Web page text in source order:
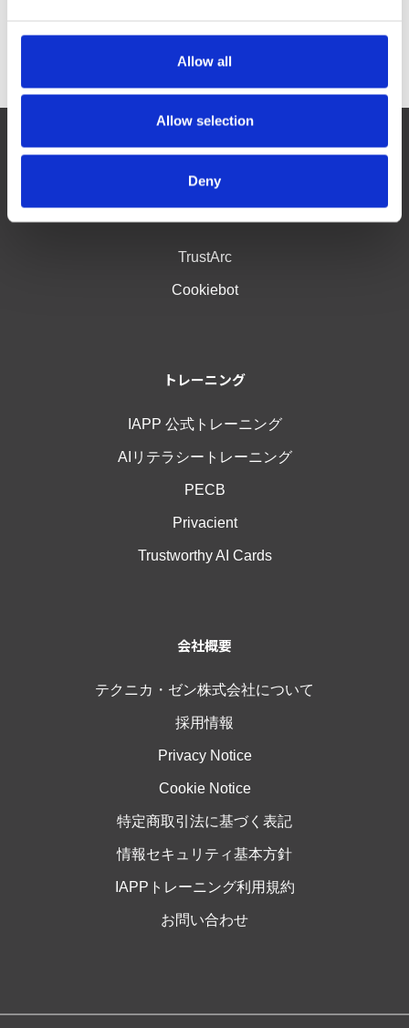
Allow all
Allow selection
Deny
ソリューション
TrustArc
Cookiebot
トレーニング
IAPP 公式トレーニング
AIリテラシートレーニング
PECB
Privacient
Trustworthy AI Cards
会社概要
テクニカ・ゼン株式会社について
採用情報
Privacy Notice
Cookie Notice
特定商取引法に基づく表記
情報セキュリティ基本方針
IAPPトレーニング利用規約
お問い合わせ